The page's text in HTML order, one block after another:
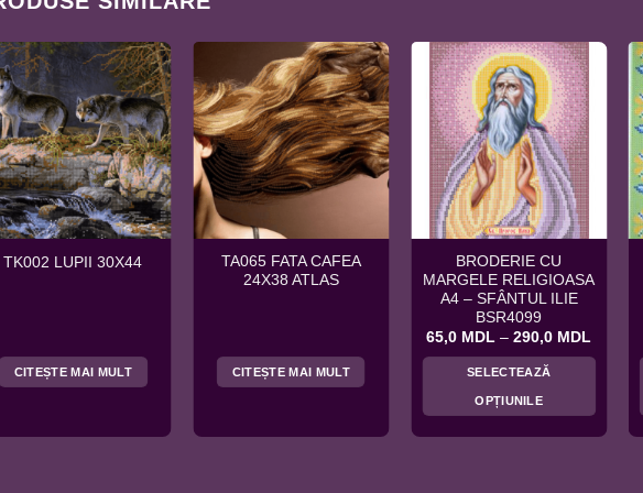
TK002 LUPII 30X44
CITEȘTE MAI MULT
TA065 FATA CAFEA
24X38 ATLAS
CITEȘTE MAI MULT
BRODERIE CU
MARGELE RELIGIOASA
A4 – SFÂNTUL ILIE
BSR4099
65,0 MDL – 290,0 MDL
prețuri:
SELECTEAZĂ
OPȚIUNILE